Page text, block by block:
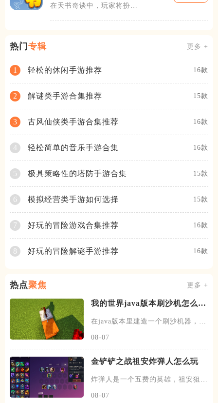
在天书奇谈中，玩家将扮演
热门 专辑 更多 +
1 轻松的休闲手游推荐 16款
2 解谜类手游合集推荐 15款
3 古风仙侠类手游合集推荐 16款
4 轻松简单的音乐手游合集 16款
5 极具策略性的塔防手游合集 15款
6 模拟经营类手游如何选择 15款
7 好玩的冒险游戏合集推荐 16款
8 好玩的冒险解谜手游推荐 16款
热点聚焦 更多 +
我的世界java版本刷沙机怎么建
在java版本里建造一个刷沙机器，首
08-07
金铲铲之战祖安炸弹人怎么玩
炸弹人是一个五费的英雄，祖安狙神
08-07